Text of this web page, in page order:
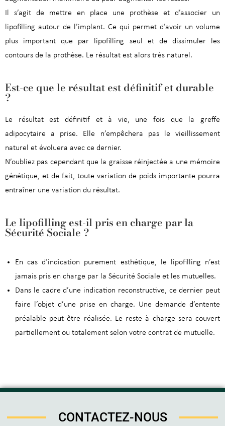
Il s’agit de mettre en place une prothèse et d’associer un
lipofilling autour de l’implant. Ce qui permet d’avoir un volume
plus important que par lipofilling seul et de dissimuler les
contours de la prothèse. Le résultat est alors très naturel.
Est-ce que le résultat est définitif et durable
?
Le résultat est définitif et à vie, une fois que la greffe
adipocytaire a prise. Elle n’empêchera pas le vieillissement
naturel et évoluera avec ce dernier.
N’oubliez pas cependant que la graisse réinjectée a une mémoire
génétique, et de fait, toute variation de poids importante pourra
entraîner une variation du résultat.
Le lipofilling est-il pris en charge par la
Sécurité Sociale ?
En cas d’indication purement esthétique, le lipofilling n’est
jamais pris en charge par la Sécurité Sociale et les mutuelles.
Dans le cadre d’une indication reconstructive, ce dernier peut
faire l’objet d’une prise en charge. Une demande d’entente
préalable peut être réalisée. Le reste à charge sera couvert
partiellement ou totalement selon votre contrat de mutuelle.
CONTACTEZ-NOUS